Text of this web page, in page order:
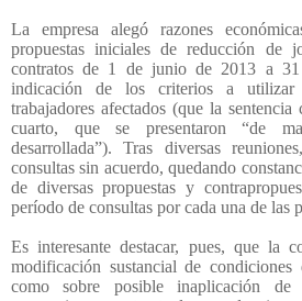
La empresa alegó razones
propuestas iniciales de reducción de
contratos de 1 de junio de 2013 a
indicación de los criterios a utilizar
trabajadores afectados (que la
cuarto, que se presentaron “de
desarrollada”). Tras diversas
consultas sin acuerdo, quedando
de diversas propuestas y
período de consultas por cada una de las
Es interesante destacar, pues, que la
modificación sustancial de
como sobre posible inaplicación